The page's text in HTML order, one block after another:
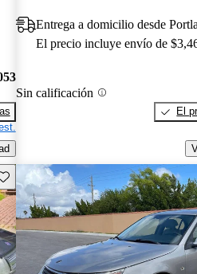
Entrega a domicilio desde
El precio incluye envío de
Sin calificación
El
este Aviso